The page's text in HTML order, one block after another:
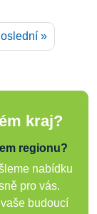
»
kraj?
regionu?
nabídku
pro vás.
budoucí